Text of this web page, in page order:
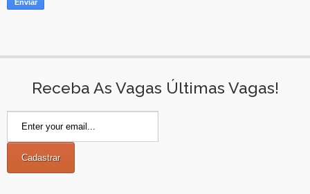
Receba As Vagas Últimas Vagas!